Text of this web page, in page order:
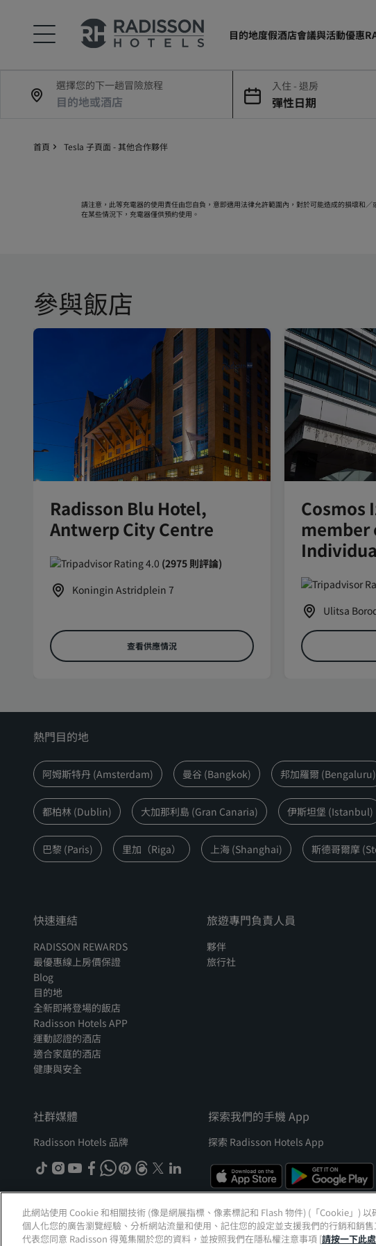
目的地度假酒店會議與活動優惠
選擇您的下一趟冒險旅程 入住 - 退房
彈性日期
首頁 Tesla 子頁面 - 其他合作夥伴
請注意，此等充電器的使用責任由您自負，意即適用法律允許範圍內，對於可能造成的損壞和
在某些情況下，充電器僅供預約使用。
參與飯店
Radisson Blu Hotel,
Antwerp City Centre
(2975 則評論)
Koningin Astridplein 7
查看供應情況
Cosmos
member
Ulitsa
熱門目的地
阿姆斯特丹 (Amsterdam) 曼谷 (Bangkok) 邦加羅爾 (Bengaluru)
都柏林 (Dublin) 大加那利島 (Gran Canaria) 伊斯坦堡 (Istanbul)
巴黎 (Paris) 里加（Riga） 上海 (Shanghai) 斯德哥爾摩
快速連結
RADISSON REWARDS
最優惠線上房價保證
Blog
目的地
全新即將登場的飯店
Radisson Hotels APP
運動認證的酒店
適合家庭的酒店
健康與安全
旅遊專門負責人員
夥伴
旅行社
社群媒體
Radisson Hotels 品牌
tiktokinstagram
youtube
facebook
whatsapp
pinterest
threads
twitterlinkedin
探索我們的手機 App
探索 Radisson Hotels App
© 2026 Radisson Hotel Group版權所有。RHG Radisson Hotel Group、Radisson、
此網站使用 Cookie 和相關技術 (像是網展指標、像素標記和 Flash 物件) (「Cookie」)
個人化您的廣告瀏覽經驗、分析網站流量和使用、記住您的設定並支援我們的行銷和銷
代表您同意 Radisson 得蒐集關於您的資料，並按照我們在隱私權注意事項 [請按一下此處